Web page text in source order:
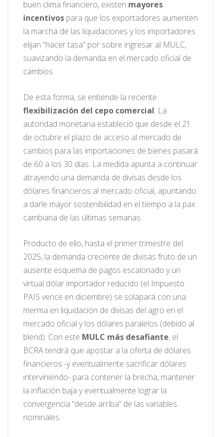
buen clima financiero, existen mayores
incentivos para que los exportadores aumenten
la marcha de las liquidaciones y los importadores
elijan “hacer tasa” por sobre ingresar al MULC,
suavizando la demanda en el mercado oficial de
cambios.
De esta forma, se entiende la reciente
flexibilización del cepo comercial. La
autoridad monetaria estableció que desde el 21
de octubre el plazo de acceso al mercado de
cambios para las importaciones de bienes pasará
de 60 a los 30 días. La medida apunta a continuar
atrayendo una demanda de divisas desde los
dólares financieros al mercado oficial, apuntando
a darle mayor sostenibilidad en el tiempo a la pax
cambiaria de las últimas semanas.
Producto de ello, hasta el primer trimestre del
2025, la demanda creciente de divisas fruto de un
ausente esquema de pagos escalonado y un
virtual dólar importador reducido (el Impuesto
PAIS vence en diciembre) se solapará con una
merma en liquidación de divisas del agro en el
mercado oficial y los dólares paralelos (debido al
blend). Con este MULC más desafiante, el
BCRA tendrá que apostar a la oferta de dólares
financieros -y eventualmente sacrificar dólares
interviniendo- para contener la brecha, mantener
la inflación baja y eventualmente lograr la
convergencia “desde arriba” de las variables
nominales.